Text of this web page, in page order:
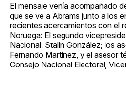
El mensaje venía acompañado
que se ve a Abrams junto a los
recientes acercamientos con el
Noruega: El segundo
Nacional, Stalin González; los
Fernando Martínez, y el asesor
Consejo Nacional Electoral,